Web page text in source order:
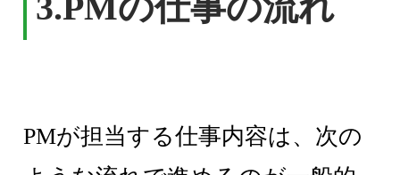
PMが担当する仕事内容は、次の